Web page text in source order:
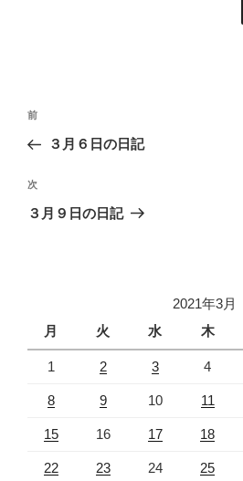
投
ビ
ゲ
過
去
投
稿
前
３月６日の日記
次
の
次
３月９日の日記
2021年3月
月
火 水 木
1 2 3 4
8 9 10 11
15 16 17 18
22 23 24 25